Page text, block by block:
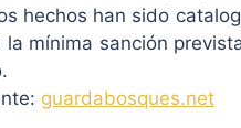
hechos han sido
la mínima sanción
guardabosques.net